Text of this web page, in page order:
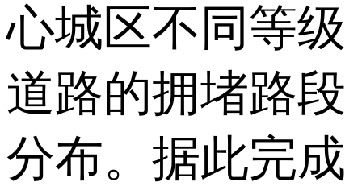
心城区不同等级
道路的拥堵路段
分布。据此完成